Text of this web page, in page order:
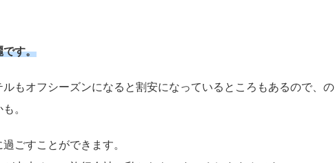
です。
もオフシーズンになると割安になっているところもあるので、の
。
ごすことができます。